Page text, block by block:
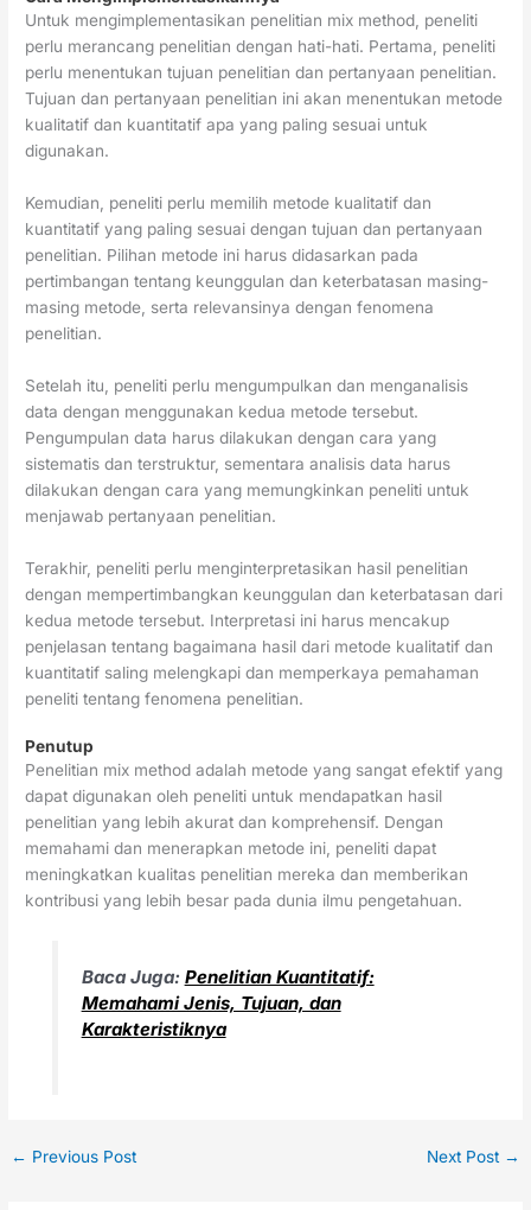
Untuk mengimplementasikan penelitian mix method, peneliti
perlu merancang penelitian dengan hati-hati. Pertama, peneliti
perlu menentukan tujuan penelitian dan pertanyaan penelitian.
Tujuan dan pertanyaan penelitian ini akan menentukan metode
kualitatif dan kuantitatif apa yang paling sesuai untuk
digunakan.
Kemudian, peneliti perlu memilih metode kualitatif dan
kuantitatif yang paling sesuai dengan tujuan dan pertanyaan
penelitian. Pilihan metode ini harus didasarkan pada
pertimbangan tentang keunggulan dan keterbatasan masing-
masing metode, serta relevansinya dengan fenomena
penelitian.
Setelah itu, peneliti perlu mengumpulkan dan menganalisis
data dengan menggunakan kedua metode tersebut.
Pengumpulan data harus dilakukan dengan cara yang
sistematis dan terstruktur, sementara analisis data harus
dilakukan dengan cara yang memungkinkan peneliti untuk
menjawab pertanyaan penelitian.
Terakhir, peneliti perlu menginterpretasikan hasil penelitian
dengan mempertimbangkan keunggulan dan keterbatasan dari
kedua metode tersebut. Interpretasi ini harus mencakup
penjelasan tentang bagaimana hasil dari metode kualitatif dan
kuantitatif saling melengkapi dan memperkaya pemahaman
peneliti tentang fenomena penelitian.
Penutup
Penelitian mix method adalah metode yang sangat efektif yang
dapat digunakan oleh peneliti untuk mendapatkan hasil
penelitian yang lebih akurat dan komprehensif. Dengan
memahami dan menerapkan metode ini, peneliti dapat
meningkatkan kualitas penelitian mereka dan memberikan
kontribusi yang lebih besar pada dunia ilmu pengetahuan.
Baca Juga: Penelitian Kuantitatif:
Memahami Jenis, Tujuan, dan
Karakteristiknya
← Previous Post Next Post →